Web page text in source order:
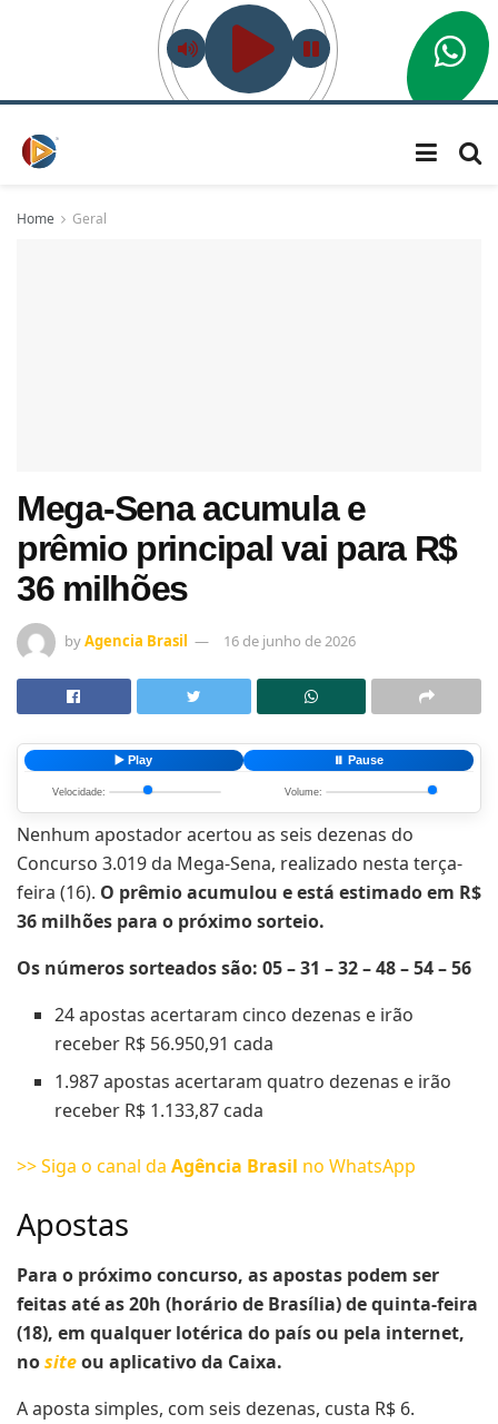
Home Geral
Mega-Sena acumula e
prêmio principal vai para R$
36 milhões
byAgencia Brasil 16 de junho de 2026
▶️ Play ⏸️ Pause
Velocidade: Volume:
Nenhum apostador acertou as seis dezenas do
Concurso 3.019 da Mega-Sena, realizado nesta terça-
feira (16). O prêmio acumulou e está estimado em R$
36 milhões para o próximo sorteio.
Os números sorteados são: 05 – 31 – 32 – 48 – 54 – 56
24 apostas acertaram cinco dezenas e irão
receber R$ 56.950,91 cada
1.987 apostas acertaram quatro dezenas e irão
receber R$ 1.133,87 cada
>> Siga o canal da Agência Brasil no WhatsApp
Apostas
Para o próximo concurso, as apostas podem ser
feitas até as 20h (horário de Brasília) de quinta-feira
(18), em qualquer lotérica do país ou pela internet,
nositeou aplicativo da Caixa.
A aposta simples, com seis dezenas, custa R$ 6.